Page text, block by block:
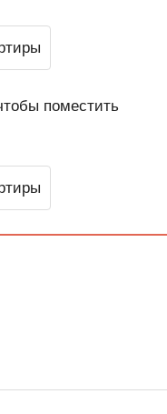
поместить